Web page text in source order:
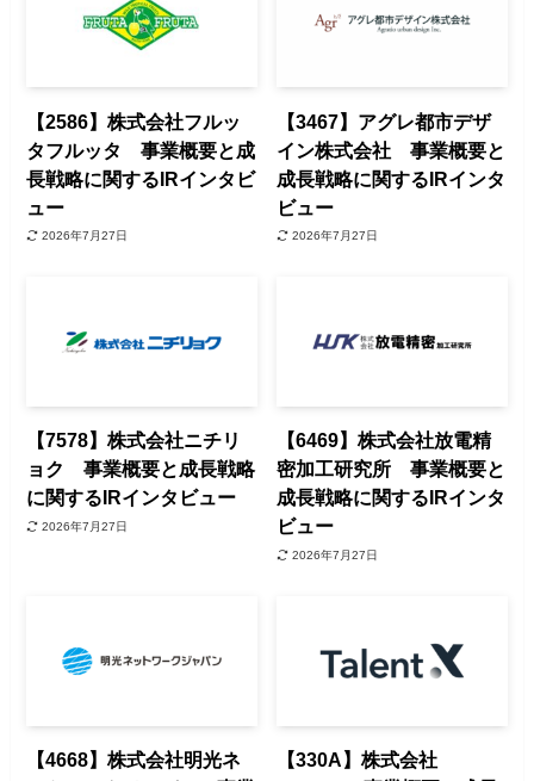
【2586】株式会社フルッ
タフルッタ 事業概要と成
長戦略に関するIRインタビ
ュー
2026年7月27日
【3467】アグレ都市デザ
イン株式会社 事業概要と
成長戦略に関するIRインタ
ビュー
2026年7月27日
【7578】株式会社ニチリ
ョク 事業概要と成長戦略
に関するIRインタビュー
2026年7月27日
【6469】株式会社放電精
密加工研究所 事業概要と
成長戦略に関するIRインタ
ビュー
2026年7月27日
【4668】株式会社明光ネ
【330A】株式会社